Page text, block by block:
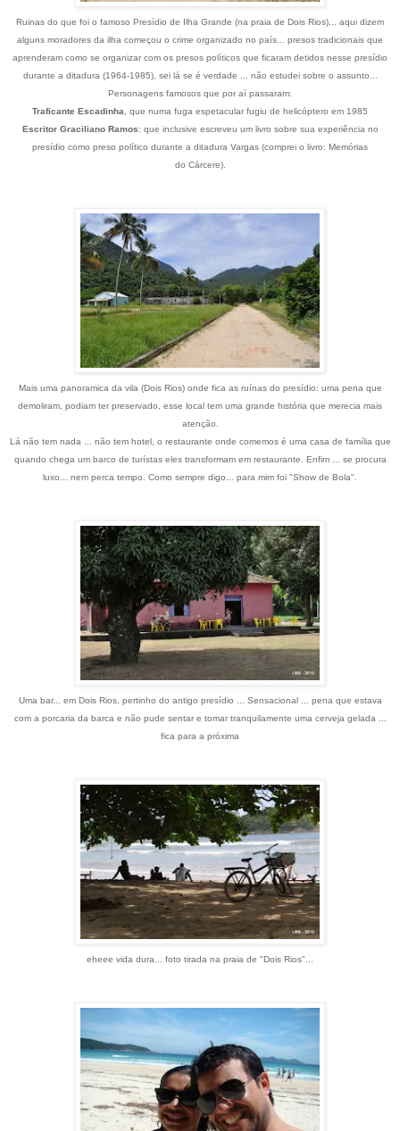
Ruinas do que foi o famoso Presídio de Ilha Grande (na praia de Dois Rios)... aqui dizem
alguns moradores da ilha começou o crime organizado no país... presos tradicionais que
aprenderam como se organizar com os presos políticos que ficaram detidos nesse presídio
durante a ditadura (1964-1985), sei lá se é verdade ... não estudei sobre o assunto...
Personagens famosos que por aí passaram:
Traficante Escadinha , que numa fuga espetacular fugiu de helicóptero em 1985
Escritor Graciliano Ramos: que inclusive escreveu um livro sobre sua experiência no
presídio como preso político durante a ditadura Vargas (comprei o livro: Memórias
do Cárcere).
Mais uma panoramica da vila (Dois Rios) onde fica as ruínas do presídio: uma pena que
demoliram, podiam ter preservado, esse local tem uma grande história que merecia mais
atenção.
Lá não tem nada ... não tem hotel, o restaurante onde comemos é uma casa de família que
quando chega um barco de turístas eles transformam em restaurante. Enfim ... se procura
luxo... nem perca tempo. Como sempre digo... para mim foi "Show de Bola".
Uma bar... em Dois Rios, pertinho do antigo presídio ... Sensacional ... pena que estava
com a porcaria da barca e não pude sentar e tomar tranquilamente uma cerveja gelada ...
fica para a próxima
eheee vida dura... foto tirada na praia de "Dois Rios"...